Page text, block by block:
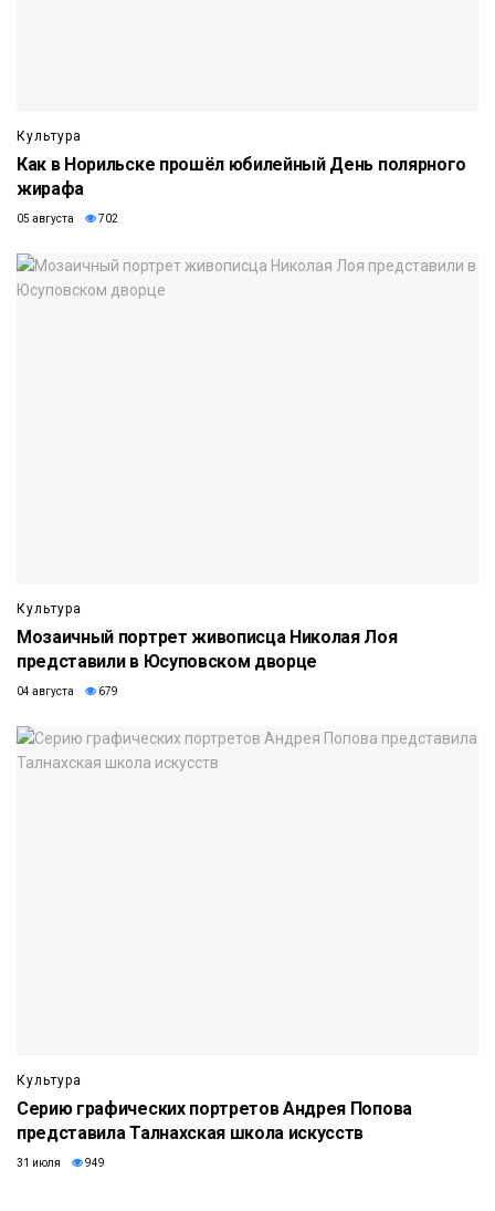
Культура
Как в Норильске прошёл юбилейный День полярного
жирафа
05 августа 702
Культура
Мозаичный портрет живописца Николая Лоя
представили в Юсуповском дворце
04 августа 679
Культура
Серию графических портретов Андрея Попова
представила Талнахская школа искусств
31 июля 949